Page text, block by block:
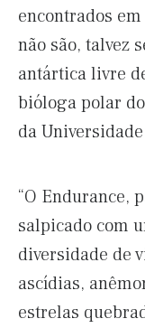
encontrados
não são, talvez
antártica livre
bióloga polar
da
“O Endurance,
salpicado com
diversidade de
ascídias,
estrelas